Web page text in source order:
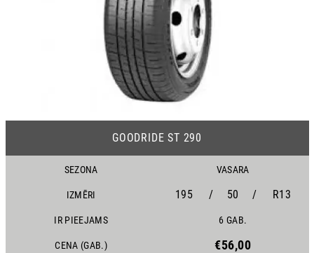
GOODRIDE ST 290
SEZONA VASARA
IZMĒRI 195 / 50 / R13
IR PIEEJAMS 6 GAB.
CENA (GAB.) €56,00